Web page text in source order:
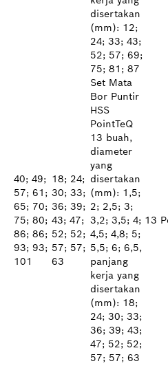
disertakan
(mm): 12;
24; 33; 43;
52; 57; 69;
75; 81; 87
40; 49;
57; 61;
65; 70;
75; 80;
86; 86;
93; 93;
101
18; 24;
30; 33;
36; 39;
43; 47;
52; 52;
57; 57;
63
Set Mata
Bor Puntir
HSS
PointTeQ
13 buah,
diameter
yang
disertakan
(mm): 1,5;
2; 2,5; 3;
3,2; 3,5; 4;
4,5; 4,8; 5;
5,5; 6; 6,5,
panjang
kerja yang
disertakan
(mm): 18;
24; 30; 33;
36; 39; 43;
47; 52; 52;
57; 57; 63
13